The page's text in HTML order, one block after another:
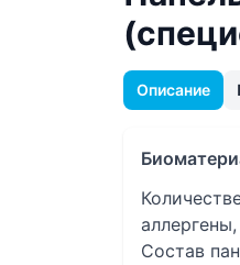
Описание
Состав